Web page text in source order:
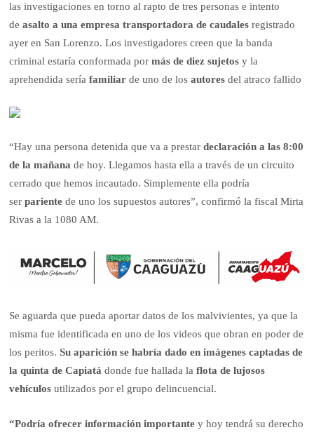
las investigaciones en torno al rapto de tres personas e intento
deasalto a una empresa transportadora de caudales registrado
ayer en San Lorenzo. Los investigadores creen que la banda
criminal estaría conformada pormás de diez sujetos y la
aprehendida seríafamiliarde uno de losautoresdel atraco fallido
“Hay una persona detenida que va a prestardeclaración a las 8:00
de la mañanade hoy. Llegamos hasta ella a través de un circuito
cerrado que hemos incautado. Simplemente ella podría
serparientede uno los supuestos autores”, confirmó la fiscal Mirta
Rivas a la 1080 AM.
Se aguarda que pueda aportar datos de los malvivientes, ya que la
misma fue identificada en uno de los videos que obran en poder de
los peritos.Su aparición se habría dado en imágenes captadas de
la quinta de Capiatádonde fue hallada laflota de lujosos
vehículos utilizados por el grupo delincuencial.
“Podría ofrecer información importante y hoy tendrá su derecho